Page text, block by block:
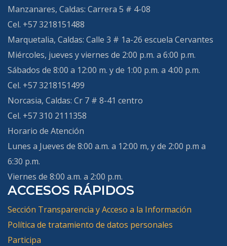
Manzanares, Caldas: Carrera 5 # 4-08
Cel. +57 3218151488
Marquetalia, Caldas: Calle 3 # 1a-26 escuela Cervantes
Miércoles, jueves y viernes de 2:00 p.m. a 6:00 p.m.
Sábados de 8:00 a 12:00 m. y de 1:00 p.m. a 4:00 p.m.
Cel. +57 3218151499
Norcasia, Caldas: Cr 7 # 8-41 centro
Cel. +57 310 2111358
Horario de Atención
Lunes a Jueves de 8:00 a.m. a 12:00 m, y de 2:00 p.m a
6:30 p.m.
Viernes de 8:00 a.m. a 2:00 p.m.
ACCESOS RÁPIDOS
Sección Transparencia y Acceso a la Información
Política de tratamiento de datos personales
Participa